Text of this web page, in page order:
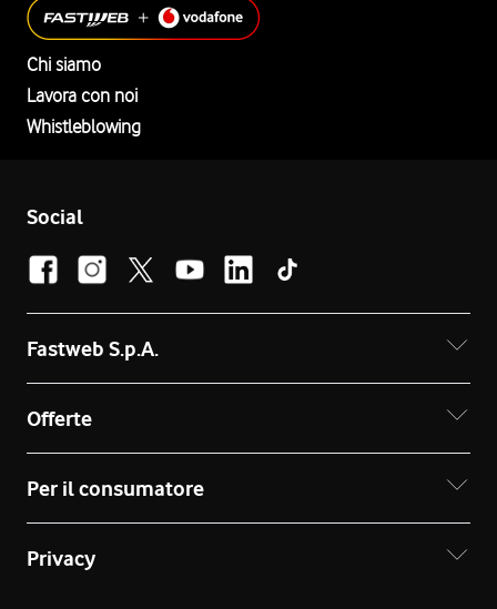
Chi siamo
Lavora con noi
Whistleblowing
Social
Fastweb S.p.A.
Offerte
Per il consumatore
Privacy